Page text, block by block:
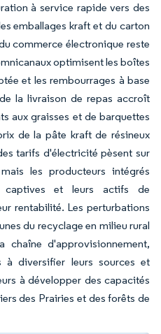
à service rapide vers des
emballages kraft et du carton
commerce électronique reste
optimisent les boîtes
et les rembourrages à base
la livraison de repas accroît
aux graisses et de barquettes
de la pâte kraft de résineux
tarifs d'électricité pèsent sur
les producteurs intégrés
captives et leurs actifs de
rentabilité. Les perturbations
du recyclage en milieu rural
chaîne d'approvisionnement,
à diversifier leurs sources et
à développer des capacités
des Prairies et des forêts de